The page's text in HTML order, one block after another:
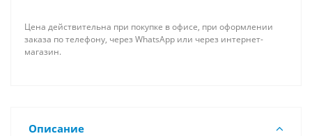
Цена действительна при покупке в офисе, при оформлении
заказа по телефону, через WhatsApp или через интернет-
магазин.
Описание